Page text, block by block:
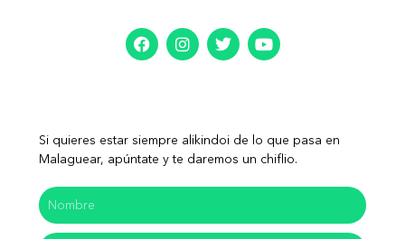
Si quieres estar siempre alikindoi de lo que pasa en
Malaguear, apúntate y te daremos un chiflio.